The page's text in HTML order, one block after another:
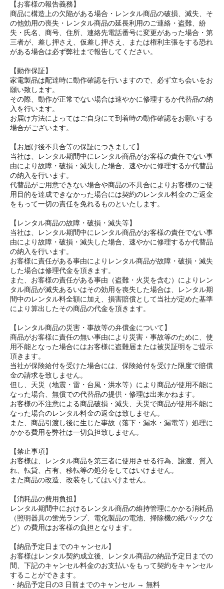
【お客様の報告義務】
商品に構造上の欠陥がある場合・レンタル商品の破損、滅失、そ
の他効用の喪失・レンタル商品の延長利用のご連絡・盗難、紛
失・氏名、商号、住所、連絡先電話番号に変更があった場合・第
三者が、差し押さえ、仮差し押さえ、または権利主張をする恐れ
がある場合は必ず弊社まで報告してください。
【動作保証】
家電製品は配達時に動作確認を行いますので、必ず立ち会いをお
願い致します。
その際、動作が正常でない場合は速やかに修理するか代替品の納
入を行います。
お届け方法によってはご自身にて到着時の動作確認をお願いする
場合がございます。
【お届け後不具合等の保証につきまして】
当社は、レンタル期間中にレンタル商品がお客様の責任でない事
由により故障・破損・滅失した場合、速やかに修理するか代替品
の納入を行います。
代替品がご用意できない場合や商品の不具合によりお客様のご使
用目的を達成できなかった場合には契約のレンタル料金のご返金
をもって一切の責任を免れるものといたします。
【レンタル商品の故障・破損・滅失等】
当社は、レンタル期間中にレンタル商品がお客様の責任でない事
由により故障・破損・滅失した場合、速やかに修理するか代替品
の納入を行います。
お客様に責任がある事由によりレンタル商品が故障・破損・滅失
した場合は修理代金を頂きます。
また、お客様の責任がある事由（盗難・火災を含む）によりレン
タル商品が滅失あるいはその効用を喪失した場合は、レンタル期
間中のレンタル料全額に加え、損害賠償として当社が定めた基準
により算出したその商品の代金を頂きます。
【レンタル商品の災害・事故等の弁償金について】
商品がお客様に責任の無い事由により災害・事故等のために、使
用不能となった場合にはお客様に盗難届または被災証明をご提示
頂きます。
当社が保険給付を受けた場合には、保険給付を受けた限度で賠償
金の請求を致しません。
但し、天災（地震・雷・台風・洪水等）により商品が使用不能に
なった場合、無償での代替品の提供・修理は出来かねます。
お客様の不注意による商品破損・滅失、天災で商品が使用不能に
なった場合のレンタル料金の返金は致しません。
また、商品引渡し後に生じた事故（落下・漏水・漏電等）処理に
かかる費用を弊社は一切負担致しません。
【禁止事項】
お客様は、レンタル商品を第三者に使用させる行為、譲渡、質入
れ、転貸、占有、移転等の処分をしてはいけません。
また商品の改造、改装をしてはいけません。
【消耗品の費用負担】
レンタル期間中におけるレンタル商品の維持管理にかかる消耗品
（照明器具の蛍光ランプ、電化製品の電池、掃除機の紙パックな
ど）の費用はお客様の負担となります。
【納品予定日までのキャンセル】
お客様はレンタル契約成立後、レンタル商品の納品予定日までの
間、下記のキャンセル料金のお支払いをもって契約をキャンセル
することができます。
・納品予定日の3 日前までのキャンセル → 無料